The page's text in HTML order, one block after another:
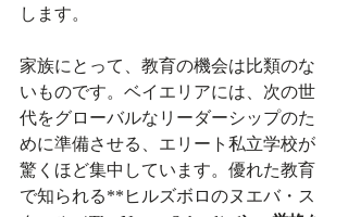
します。
家族にとって、教育の機会は比類のな
いものです。ベイエリアには、次の世
代をグローバルなリーダーシップのた
めに準備させる、エリート私立学校が
驚くほど集中しています。優れた教育
で知られる**ヒルズボロのヌエバ・ス